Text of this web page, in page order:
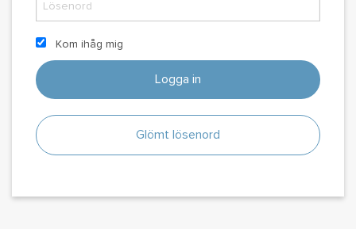
Kom ihåg mig
Logga in
Glömt lösenord